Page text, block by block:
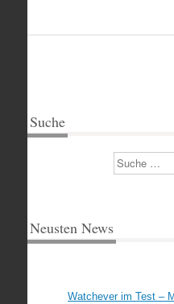
Suche
Suchen
Neusten News
Watchever im Test –